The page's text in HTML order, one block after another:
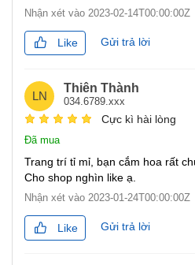
Nhận xét vào 2023-02-14T00:00:00Z
Like Gửi trả lời
LN
Thiên Thành
034.6789.xxx
Cực kì hài lòng
Đã mua
Trang trí tỉ mỉ, bạn cắm hoa rất
Cho shop nghìn like ạ.
Nhận xét vào 2023-01-24T00:00:00Z
Like Gửi trả lời